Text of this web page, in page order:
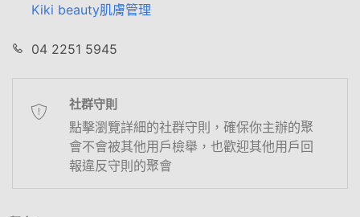
Kiki beauty肌膚管理
04 2251 5945
社群守則
點擊瀏覽詳細的社群守則，確保你主辦的聚
會不會被其他用戶檢舉，也歡迎其他用戶回
報違反守則的聚會